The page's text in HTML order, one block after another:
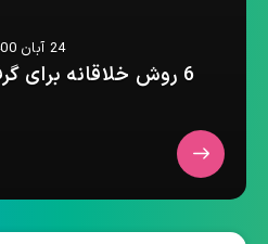
24 آبان 1400
6 روش خلاقانه برای گرفتن فالوور رایگان